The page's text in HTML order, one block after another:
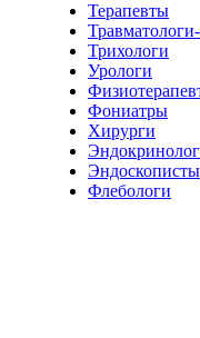
Терапевты
Трихологи
Урологи
Фониатры
Хирурги
Эндоскописты
Флебологи